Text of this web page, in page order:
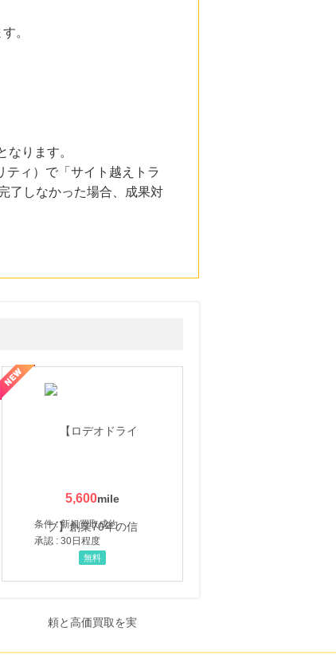
。
ります。
ィ）で「サイト越えトラ
了しなかった場合、成果対
5,600
条件 : 新規買取成約
承認 : 30日程度
無料